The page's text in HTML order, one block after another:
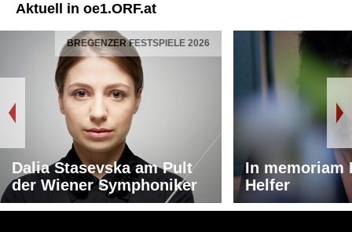
Aktuell in oe1.ORF.at
BREGENZER FESTSPIELE 2026
Dalia Stasevska am Pult
der Wiener Symphoniker
In memoriam
Helfer